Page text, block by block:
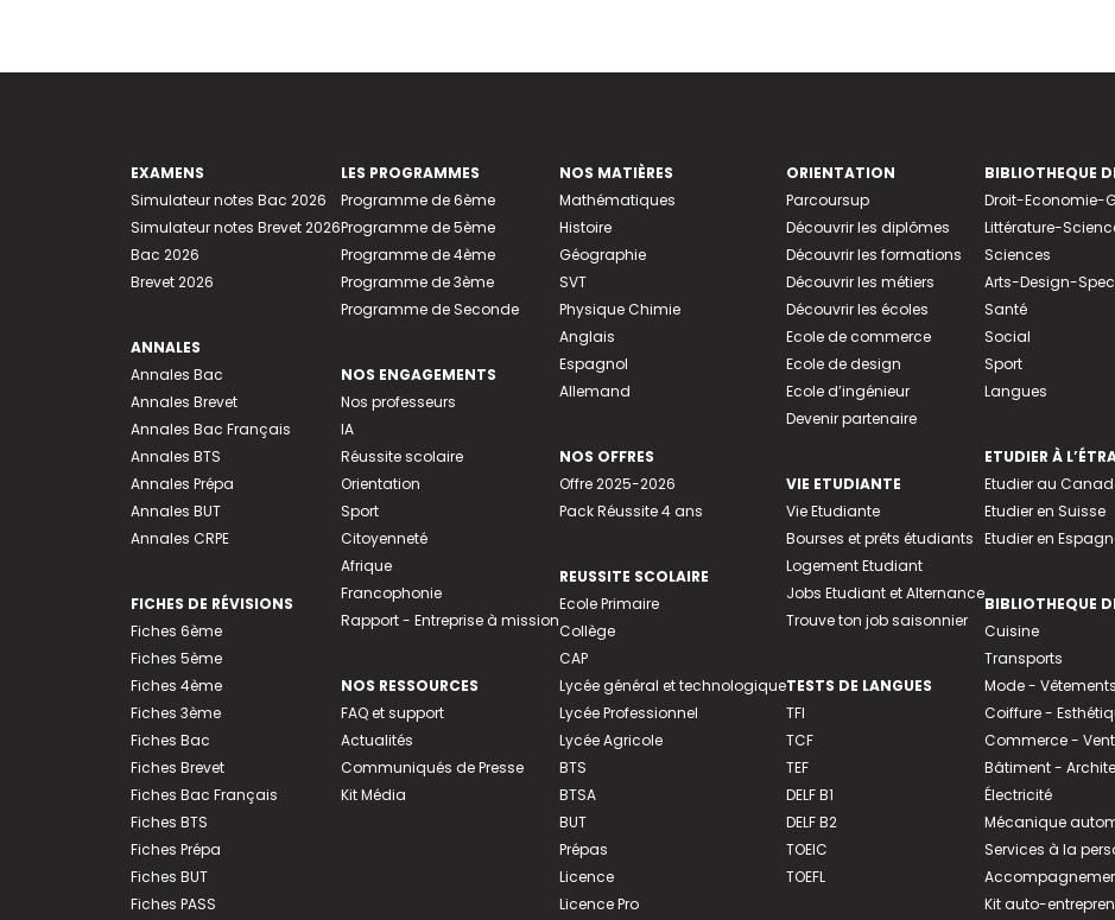
EXAMENS
Simulateur notes Bac 2026
Simulateur notes Brevet 2026
Bac 2026
Brevet 2026
ANNALES
Annales Bac
Annales Brevet
Annales Bac Français
Annales BTS
Annales Prépa
Annales BUT
Annales CRPE
FICHES DE RÉVISIONS
Fiches 6ème
Fiches 5ème
Fiches 4ème
Fiches 3ème
Fiches Bac
Fiches Brevet
Fiches Bac Français
Fiches BTS
Fiches Prépa
Fiches BUT
Fiches PASS
LES PROGRAMMES
Programme de 6ème
Programme de 5ème
Programme de 4ème
Programme de 3ème
Programme de Seconde
NOS ENGAGEMENTS
Nos professeurs
IA
Réussite scolaire
Orientation
Sport
Citoyenneté
Afrique
Francophonie
Rapport - Entreprise à mission
NOS RESSOURCES
FAQ et support
Actualités
Communiqués de Presse
Kit Média
NOS MATIÈRES
Mathématiques
Histoire
Géographie
SVT
Physique Chimie
Anglais
Espagnol
Allemand
NOS OFFRES
Offre 2025-2026
Pack Réussite 4 ans
REUSSITE SCOLAIRE
Ecole Primaire
Collège
CAP
Lycée général et technologique
Lycée Professionnel
Lycée Agricole
BTS
BTSA
BUT
Prépas
Licence
Licence Pro
ORIENTATION
Parcoursup
Découvrir les diplômes
Découvrir les formations
Découvrir les métiers
Découvrir les écoles
Ecole de commerce
Ecole de design
Ecole d’ingénieur
Devenir partenaire
VIE ETUDIANTE
Vie Etudiante
Bourses et prêts étudiants
Logement Etudiant
Jobs Etudiant et Alternance
Trouve ton job saisonnier
TESTS DE LANGUES
TFI
TCF
TEF
DELF B1
DELF B2
TOEIC
TOEFL
BIBLIOTHEQUE
Droit-Economie-
Littérature-
Sciences
Arts-Design-
Santé
Social
Sport
Langues
ETUDIER À
Etudier au
Etudier en Suisse
Etudier en
BIBLIOTHEQUE
Cuisine
Transports
Mode - Vêtements
Coiffure -
Commerce -
Bâtiment -
Électricité
Mécanique
Services à la
Kit auto-